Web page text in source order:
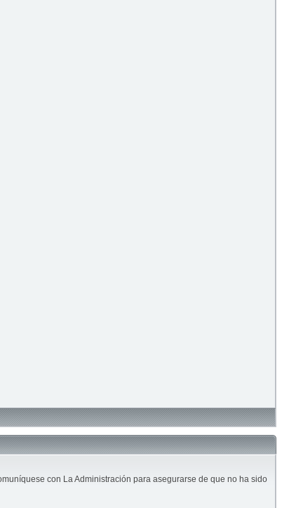
con La Administración para asegurarse de que no ha sido